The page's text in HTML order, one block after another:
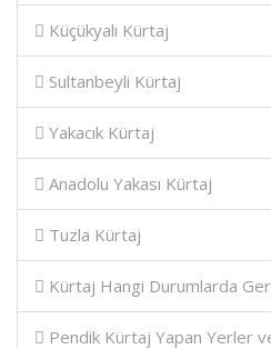
Küçükyalı Kürtaj
Sultanbeyli Kürtaj
Yakacık Kürtaj
Anadolu Yakası Kürtaj
Tuzla Kürtaj
Kürtaj Hangi Durumlarda
Pendik Kürtaj Yapan Yerler